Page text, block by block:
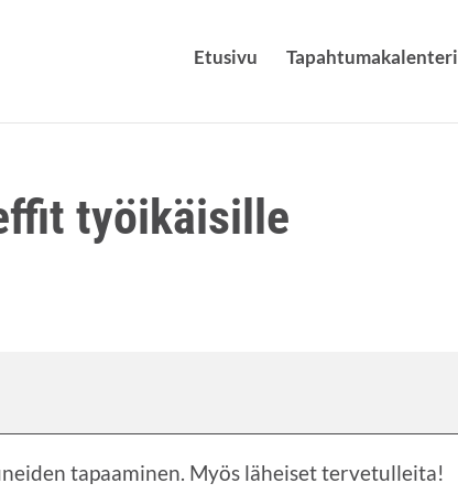
Etusi­vu Tapah­tu­ma­ka­len­te­ri
työikäisille
tapaa­mi­nen. Myös lähei­set tervetulleita!